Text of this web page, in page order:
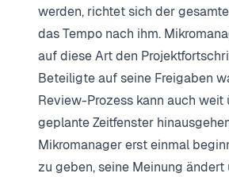
werden, richtet sich der
das Tempo nach ihm.
auf diese Art den
Beteiligte auf seine Freigaben
Review-Prozess kann auch weit
geplante Zeitfenster
Mikromanager erst einmal
zu geben, seine Meinung